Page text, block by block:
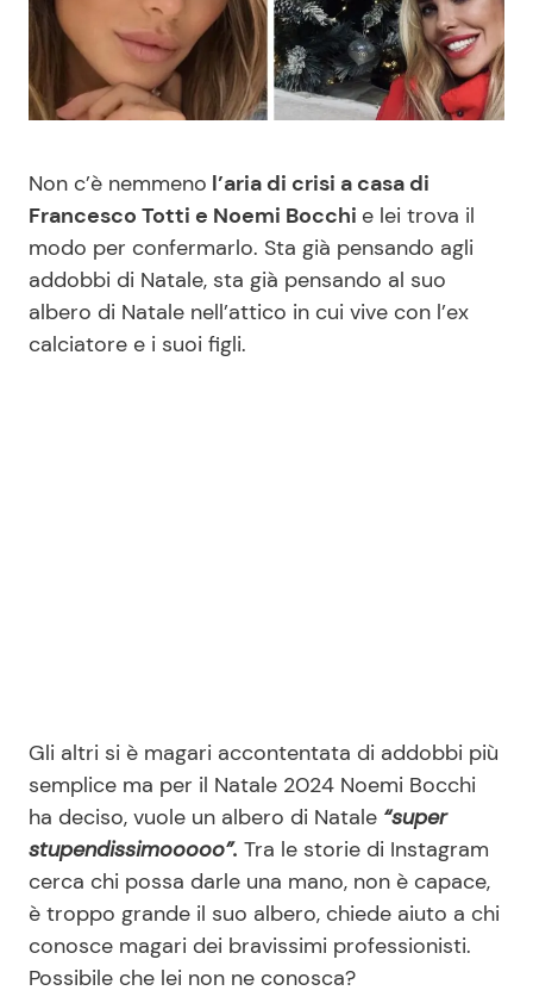
Benessere
Casa
Mondo Mamma
News benessere
Salute
Cucina e Ricette
Consigli di Cucina
Le Ricette in TV
Primi Piatti
Info
Chi siamo
Disclaimer e Privacy
Redazione
Contattaci
Non c’è nemmeno l’aria di crisi a casa di
Francesco Totti e Noemi Bocchi e lei trova il
modo per confermarlo. Sta già pensando agli
addobbi di Natale, sta già pensando al suo
albero di Natale nell’attico in cui vive con l’ex
calciatore e i suoi figli.
Gli altri si è magari accontentata di addobbi più
semplice ma per il Natale 2024 Noemi Bocchi
ha deciso, vuole un albero di Natale “super
stupendissimooooo”. Tra le storie di Instagram
cerca chi possa darle una mano, non è capace,
è troppo grande il suo albero, chiede aiuto a chi
conosce magari dei bravissimi professionisti.
Possibile che lei non ne conosca?